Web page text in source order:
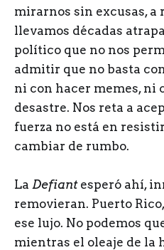
mirarnos sin excusas, a
llevamos décadas
político que no nos
admitir que no basta
ni con hacer memes, ni
desastre. Nos reta a
fuerza no está en
cambiar de rumbo.
La Defiantesperó ahí,
removieran. Puerto
ese lujo. No podemos
mientras el oleaje de la